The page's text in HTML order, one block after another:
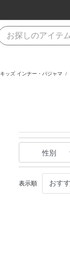
キッズ インナー・パジャマ
性別
表示順